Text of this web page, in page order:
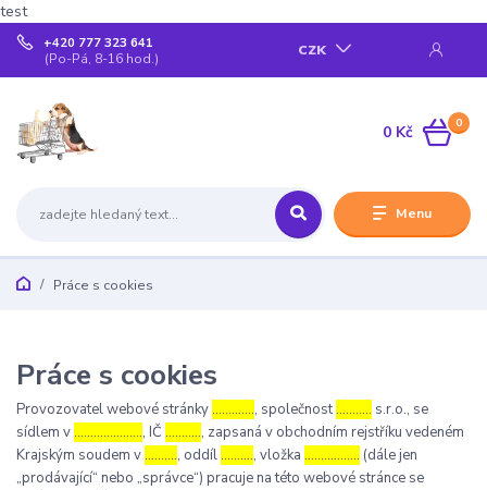
test
Menu
CZK
+420 777 323 641
(Po-Pá, 8-16 hod.)
0
0 Kč
Práce s cookies
Práce s cookies
Provozovatel webové stránky …………., společnost……….. s.r.o., se
sídlem v …………………, IČ ……….., zapsaná v obchodním rejstříku vedeném
Krajským soudem v ………., oddíl ………., vložka …………….. (dále jen
„prodávající“ nebo „správce“) pracuje na této webové stránce se